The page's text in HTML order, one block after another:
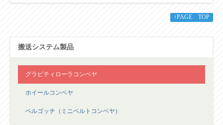
↑PAGE TOP
搬送システム製品
グラビティローラコンベヤ
ホイールコンベヤ
ベルゴッチ（ミニベルトコンベヤ）